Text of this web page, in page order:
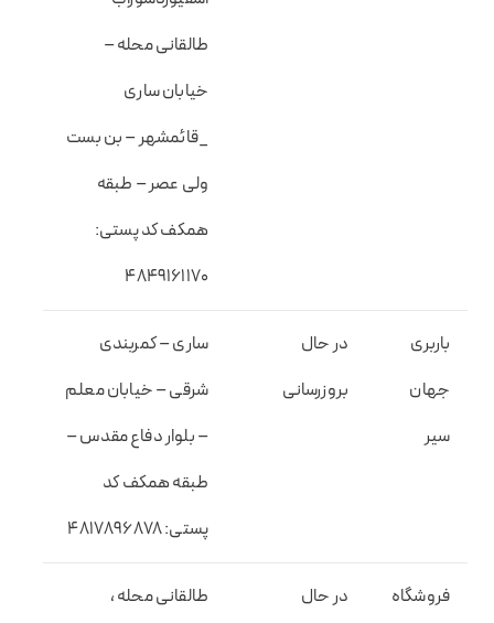
طالقانی محله –
خیابان ساری
_قائمشهر – بن بست
ولی عصر – طبقه
همکف کد پستی:
۴۸۴۹۱۶۱۱۷۰
باربری
جهان
سیر
در حال
بروزرسانی
ساری – کمربندی
شرقی – خیابان معلم
– بلوار دفاع مقدس –
طبقه همکف کد
پستی: ۴۸۱۷۸۹۶۸۷۸
فروشگاه
در حال
طالقانی محله ،